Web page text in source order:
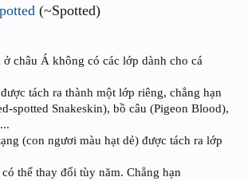
(~Spotted)
châu Á không có các lớp dành cho cá
tách ra thành một lớp riêng, chẳng hạn
spotted Snakeskin), bồ câu (Pigeon Blood),
(con ngươi màu hạt dẻ) được tách ra lớp
thể thay đổi tùy năm. Chẳng hạn